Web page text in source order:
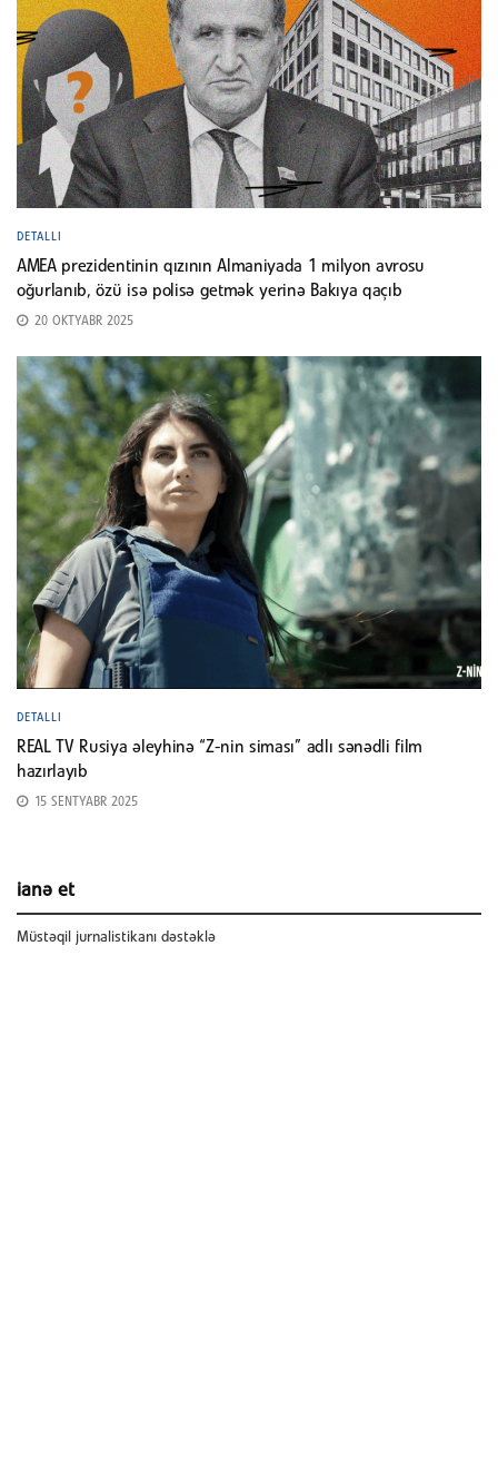
DETALLI
AMEA prezidentinin qızının Almaniyada 1 milyon avrosu
oğurlanıb, özü isə polisə getmək yerinə Bakıya qaçıb
20 OKTYABR 2025
DETALLI
REAL TV Rusiya əleyhinə “Z-nin siması” adlı sənədli film
hazırlayıb
15 SENTYABR 2025
ianə et
Müstəqil jurnalistikanı dəstəklə